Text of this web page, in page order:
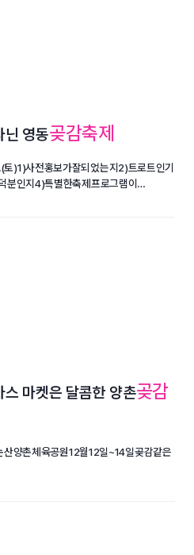
닌 영동곶감축제
)1)사전홍보가잘되었는지2)트로트인기
분인지4)특별한축제프로그램이…
마켓은 달콤한 양촌곶감
산양촌체육공원12월12일~14일곶감같은